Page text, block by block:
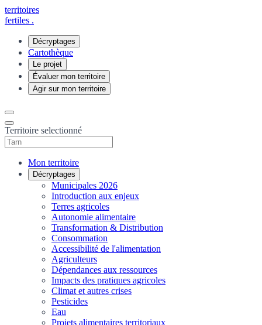
territoires
fertiles .
Décryptages
Cartothèque
Le projet
Évaluer mon territoire
Agir sur mon territoire
Territoire selectionné
Mon territoire
Décryptages
Municipales 2026
Introduction aux enjeux
Terres agricoles
Autonomie alimentaire
Transformation & Distribution
Consommation
Accessibilité de l'alimentation
Agriculteurs
Dépendances aux ressources
Impacts des pratiques agricoles
Climat et autres crises
Pesticides
Eau
Projets alimentaires territoriaux